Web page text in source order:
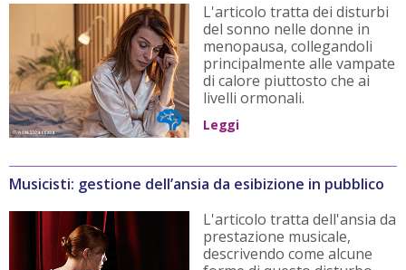
L'articolo tratta dei disturbi
del sonno nelle donne in
menopausa, collegandoli
principalmente alle vampate
di calore piuttosto che ai
livelli ormonali.
Leggi
Musicisti: gestione dell’ansia da esibizione in pubblico
L'articolo tratta dell'ansia da
prestazione musicale,
descrivendo come alcune